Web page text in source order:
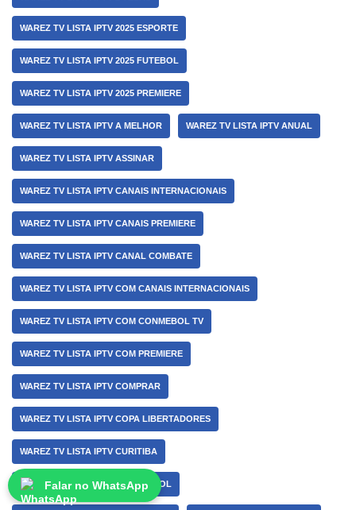
WAREZ TV LISTA IPTV 2025 ESPORTE
WAREZ TV LISTA IPTV 2025 FUTEBOL
WAREZ TV LISTA IPTV 2025 PREMIERE
WAREZ TV LISTA IPTV A MELHOR WAREZ TV LISTA IPTV ANUAL
WAREZ TV LISTA IPTV ASSINAR
WAREZ TV LISTA IPTV CANAIS INTERNACIONAIS
WAREZ TV LISTA IPTV CANAIS PREMIERE
WAREZ TV LISTA IPTV CANAL COMBATE
WAREZ TV LISTA IPTV COM CANAIS INTERNACIONAIS
WAREZ TV LISTA IPTV COM CONMEBOL TV
WAREZ TV LISTA IPTV COM PREMIERE
WAREZ TV LISTA IPTV COMPRAR
WAREZ TV LISTA IPTV COPA LIBERTADORES
WAREZ TV LISTA IPTV CURITIBA
WAREZ TV LISTA IPTV DE FUTEBOL
Falar no WhatsApp